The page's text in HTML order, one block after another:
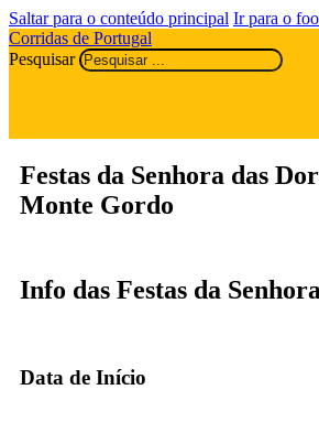
Saltar para o conteúdo principal Ir para o
Corridas de Portugal
Pesquisar
Festas da Senhora das
Monte Gordo
Info das Festas da
Data de Início